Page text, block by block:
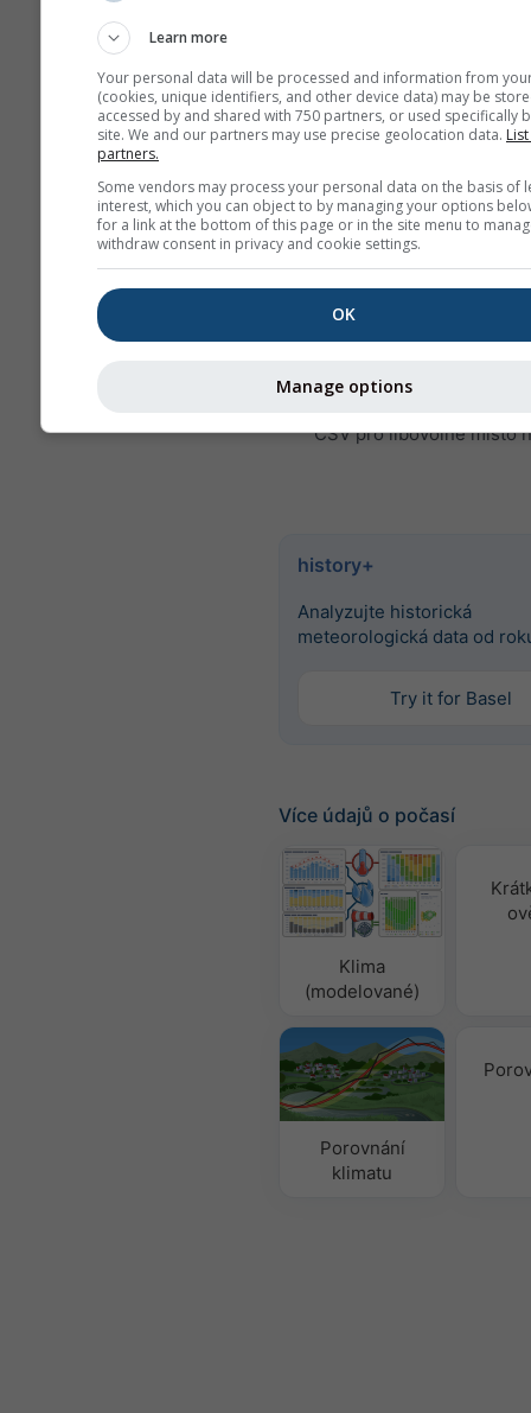
měsíční.
Nabízíme také prodej
informací nás
(
meteorologická data od
pro Entroncamento lze
pomocíhistory+.
proměnné, jako je
CSV pro libovolné místo
history+
Analyzujte historická
meteorologická data od
Try it for Basel
Více údajů o počasí
Klima
(modelované)
Porovnání
klimatu
Learn more
Your personal data will be processed and information from
(cookies, unique identifiers, and other device data) may be
accessed by and shared with 750 partners, or used specifically
site. We and our partners may use precise geolocation data.
partners.
Some vendors may process your personal data on the basis of
interest, which you can object to by managing your options
for a link at the bottom of this page or in the site menu to
withdraw consent in privacy and cookie settings.
OK
Manage options